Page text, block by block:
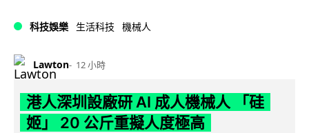
科技娛樂 生活科技 機械人
Lawton 12 小時
港人深圳設廠研 AI 成人機械人 「硅
姬」 20 公斤重擬人度極高